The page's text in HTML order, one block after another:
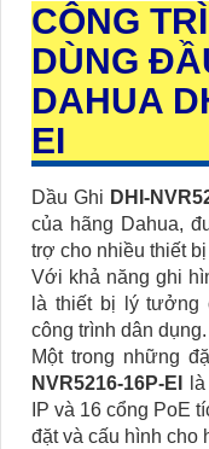
CÔNG
DÙNG
DAHUA
EI
Dầu Ghi DHI-
của hãng Dahua,
trợ cho nhiều thiết
Với khả năng ghi
là thiết bị lý tưởng
công trình dân dụng.
Một trong những
NVR5216-16P-EI
IP và 16 cổng PoE
đặt và cấu hình cho